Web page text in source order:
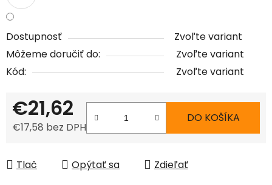
Dostupnosť
Zvoľte variant
Môžeme doručiť do:
Zvoľte variant
Kód:
Zvoľte variant
€21,62
€17,58 bez DPH
DO KOŠÍKA
Tlač Opýtať sa Zdieľať